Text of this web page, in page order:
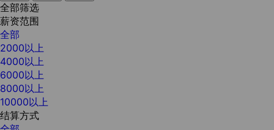
全部筛选
薪资范围
全部
2000以上
4000以上
6000以上
8000以上
10000以上
结算方式